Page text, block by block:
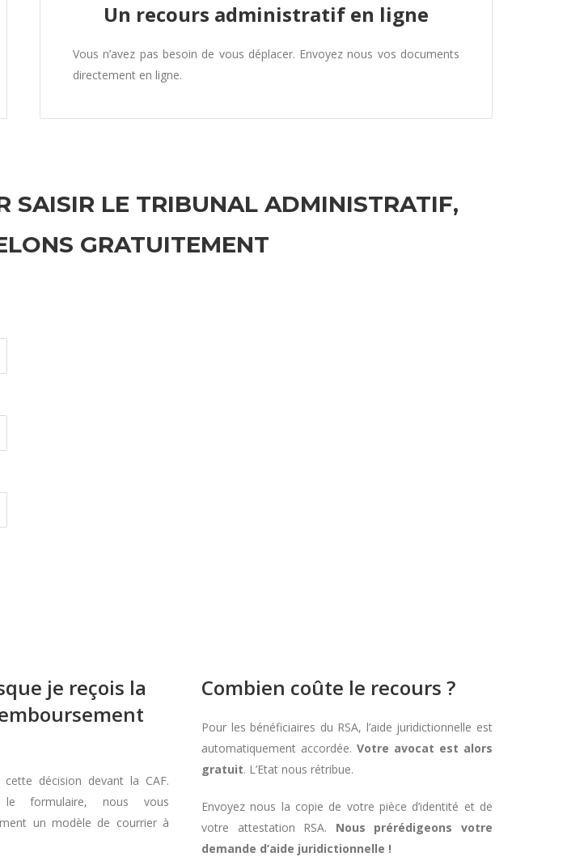
Un recours administratif en ligne
Vous n’avez pas besoin de vous déplacer. Envoyez nous vos documents
directement en ligne.
SAISIR LE TRIBUNAL ADMINISTRATIF,
GRATUITEMENT
je reçois la
décision devant la CAF.
le formulaire, nous vous
un modèle de courrier à
Combien coûte le recours ?
Pour les bénéficiaires du RSA, l’aide juridictionnelle est
automatiquement accordée. Votre avocat est alors
gratuit. L’Etat nous rétribue.
Envoyez nous la copie de votre pièce d’identité et de
votre attestation RSA. Nous prérédigeons votre
demande d’aide juridictionnelle !